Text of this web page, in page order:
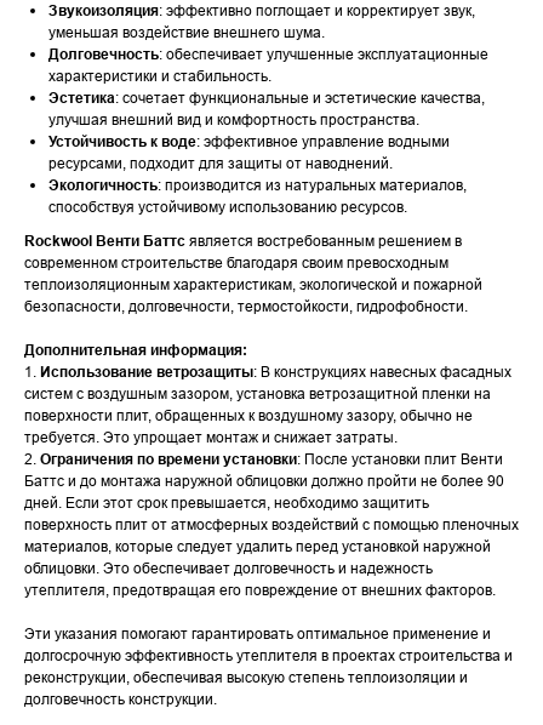
Звукоизоляция: эффективно поглощает и корректирует звук,
уменьшая воздействие внешнего шума.
Долговечность: обеспечивает улучшенные эксплуатационные
характеристики и стабильность.
Эстетика: сочетает функциональные и эстетические качества,
улучшая внешний вид и комфортность пространства.
Устойчивость к воде: эффективное управление водными
ресурсами, подходит для защиты от наводнений.
Экологичность: производится из натуральных материалов,
способствуя устойчивому использованию ресурсов.
Rockwool Венти Баттс является востребованным решением в
современном строительстве благодаря своим превосходным
теплоизоляционным характеристикам, экологической и пожарной
безопасности, долговечности, термостойкости, гидрофобности.
Дополнительная информация:
1. Использование ветрозащиты: В конструкциях навесных фасадных
систем с воздушным зазором, установка ветрозащитной пленки на
поверхности плит, обращенных к воздушному зазору, обычно не
требуется. Это упрощает монтаж и снижает затраты.
2. Ограничения по времени установки: После установки плит Венти
Баттс и до монтажа наружной облицовки должно пройти не более 90
дней. Если этот срок превышается, необходимо защитить
поверхность плит от атмосферных воздействий с помощью пленочных
материалов, которые следует удалить перед установкой наружной
облицовки. Это обеспечивает долговечность и надежность
утеплителя, предотвращая его повреждение от внешних факторов.
Эти указания помогают гарантировать оптимальное применение и
долгосрочную эффективность утеплителя в проектах строительства и
реконструкции, обеспечивая высокую степень теплоизоляции и
долговечность конструкции.